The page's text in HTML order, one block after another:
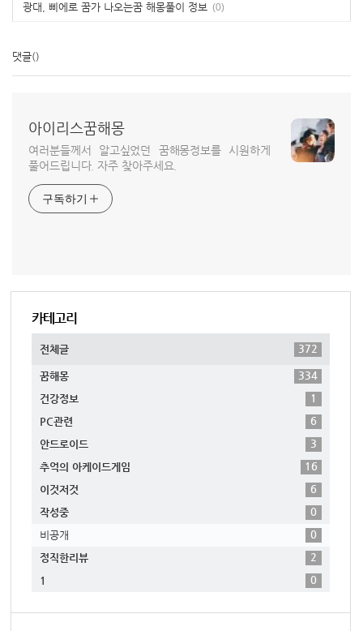
광대, 삐에로 꿈가 나오는꿈 해몽풀이 정보 (0)
댓글()
아이리스꿈해몽
여러분들께서 알고싶었던 꿈해몽정보를 시원하게
풀어드립니다. 자주 찾아주세요.
구독하기
카테고리
전체글 372
꿈해몽
334
건강정보
1
PC관련
6
안드로이드
3
추억의 아케이드게임
16
이것저것
6
작성중
0
비공개
0
정직한리뷰
2
1
0